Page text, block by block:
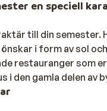
en speciell
till din semester.
i form av sol
restauranger som
den gamla delen av